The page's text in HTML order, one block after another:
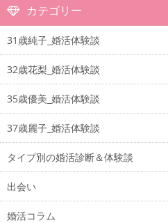
カテゴリー
31歳純子_婚活体験談
32歳花梨_婚活体験談
35歳優美_婚活体験談
37歳麗子_婚活体験談
タイプ別の婚活診断＆体験談
出会い
婚活コラム